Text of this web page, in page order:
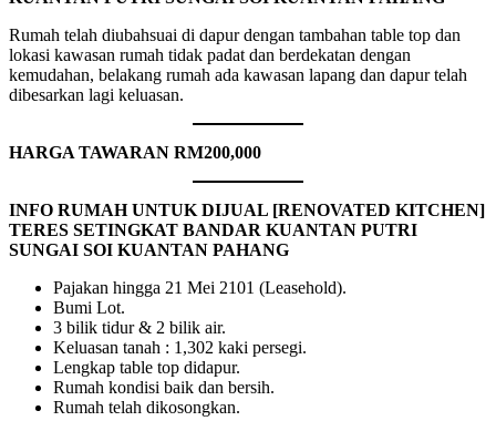
Rumah telah diubahsuai di dapur dengan tambahan table top dan
lokasi kawasan rumah tidak padat dan berdekatan dengan
kemudahan, belakang rumah ada kawasan lapang dan dapur telah
dibesarkan lagi keluasan.
HARGA TAWARAN RM200,000
INFO RUMAH UNTUK DIJUAL [RENOVATED KITCHEN]
TERES SETINGKAT BANDAR KUANTAN PUTRI
SUNGAI SOI KUANTAN PAHANG
Pajakan hingga 21 Mei 2101 (Leasehold).
Bumi Lot.
3 bilik tidur & 2 bilik air.
Keluasan tanah : 1,302 kaki persegi.
Lengkap table top didapur.
Rumah kondisi baik dan bersih.
Rumah telah dikosongkan.